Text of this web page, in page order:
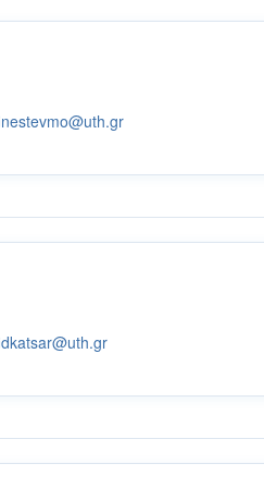
nestevmo@uth.gr
dkatsar@uth.gr